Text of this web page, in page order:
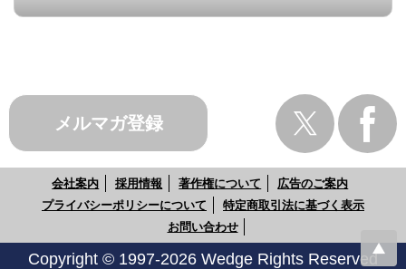
メルマガ登録
会社案内 採用情報 著作権について
広告のご案内
プライバシーポリシーについて
特定商取引法に基づく表示
お問い合わせ
Copyright © 1997-2026 Wedge Rights Reserved